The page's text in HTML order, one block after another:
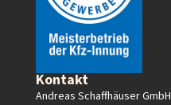
Kontakt
Andreas Schaffhäuser GmbH